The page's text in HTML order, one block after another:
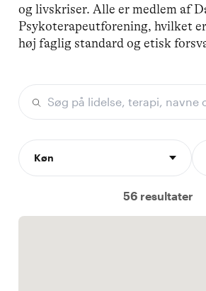
og livskriser. Alle er medlem af
Psykoterapeutforening, hvilket
høj faglig standard og etisk
Køn
56 resultater